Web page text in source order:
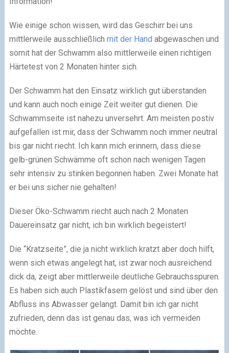
Wie einige schon wissen, wird das Geschirr bei uns
mittlerweile ausschließlich mit der Hand abgewaschen und
somit hat der Schwamm also mittlerweile einen richtigen
Härtetest von 2 Monaten hinter sich.
Der Schwamm hat den Einsatz wirklich gut überstanden
und kann auch noch einige Zeit weiter gut dienen. Die
Schwammseite ist nahezu unversehrt. Am meisten postiv
aufgefallen ist mir, dass der Schwamm noch immer neutral
bis gar nicht riecht. Ich kann mich erinnern, dass diese
gelb-grünen Schwämme oft schon nach wenigen Tagen
sehr intensiv zu stinken begonnen haben. Zwei Monate hat
er bei uns sicher nie gehalten!
Dieser Öko-Schwamm riecht auch nach 2 Monaten
Dauereinsatz gar nicht, ich bin wirklich begeistert!
Die “Kratzseite”, die ja nicht wirklich kratzt aber doch hilft,
wenn sich etwas angelegt hat, ist zwar noch ausreichend
dick da, zeigt aber mittlerweile deutliche Gebrauchsspuren.
Es haben sich auch Plastikfasern gelöst und sind über den
Abfluss ins Abwasser gelangt. Damit bin ich gar nicht
zufrieden, denn das ist genau das, was ich vermeiden
möchte.